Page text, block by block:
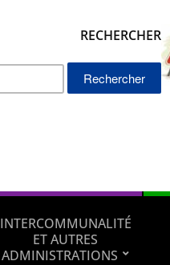
RECHERCHER
Rechercher :
INTERCOMMUNALITÉ
ET AUTRES
ADMINISTRATIONS